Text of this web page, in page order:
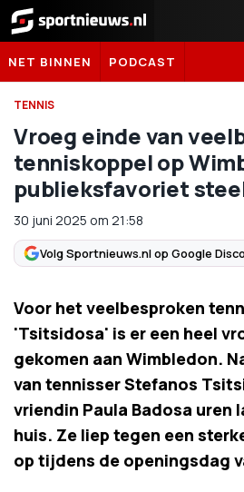
Sportnieuws.nl
NET BINNEN PODCAST
TENNIS
Vroeg einde van
tenniskoppel op
publieksfavoriet
30 juni 2025 om 21:58
Volg Sportnieuws.nl op Google
Voor het veelbesproken
'Tsitsidosa' is er een heel
gekomen aan Wimbledon.
van tennisser Stefanos
vriendin Paula Badosa uren
huis. Ze liep tegen een
op tijdens de openingsdag